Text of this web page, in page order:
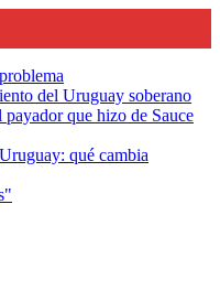
del Uruguay soberano
que hizo de Sauce
qué cambia